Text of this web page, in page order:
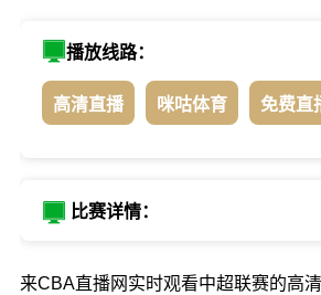
播放线路：
高清直播 咪咕体育 免费直
比赛详情：
来CBA直播网实时观看中超联赛的高清